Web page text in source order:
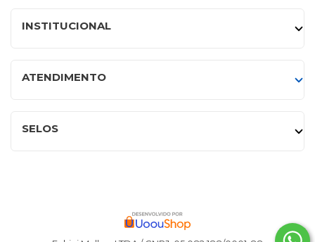
INSTITUCIONAL
ATENDIMENTO
SELOS